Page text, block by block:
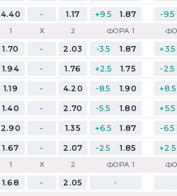
4.40 - 1.17 +9.5 1.87 -9.5
1 Х 2 ФОРА 1
1.70 - 2.03 -3.5 1.87 +3.5
1.94 - 1.76 +2.5 1.75 -2.5
1.19 - 4.20 -8.5 1.90 +8.5
1.40 - 2.70 -5.5 1.80 +5.5
2.90 - 1.35 +6.5 1.87 -6.5
1.67 - 2.07 -2.5 1.85 +2.5
1 Х 2 ФОРА 1
1.68 - 2.05 -